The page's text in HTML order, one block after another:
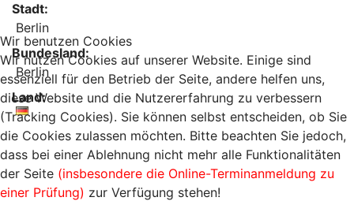
Stadt:
Berlin
Bundesland:
Berlin
Land:
Wir benutzen Cookies
Wir nutzen Cookies auf unserer Website. Einige sind
essenziell für den Betrieb der Seite, andere helfen uns,
diese Website und die Nutzererfahrung zu verbessern
(Tracking Cookies). Sie können selbst entscheiden, ob Sie
die Cookies zulassen möchten. Bitte beachten Sie jedoch,
dass bei einer Ablehnung nicht mehr alle Funktionalitäten
der Seite (insbesondere die Online-Terminanmeldung zu
einer Prüfung) zur Verfügung stehen!